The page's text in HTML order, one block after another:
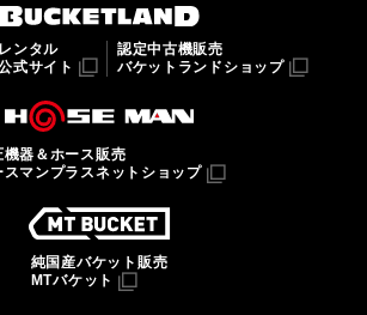
ンタル
式サイト
認定中古機販売
バケットランドショップ
機器＆ホース販売
スマンプラスネットショップ
純国産バケット販売
MTバケット